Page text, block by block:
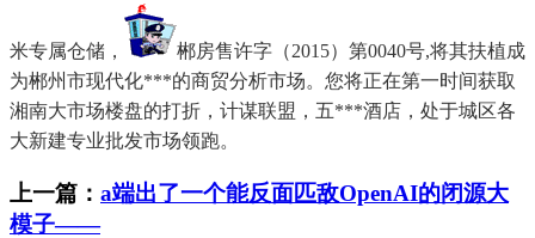
米专属仓储，
郴房售许字（2015）第0040号,将其扶植成
为郴州市现代化***的商贸分析市场。您将正在第一时间获取
湘南大市场楼盘的打折，计谋联盟，五***酒店，处于城区各
大新建专业批发市场领跑。
上一篇： a端出了一个能反面匹敌OpenAI的闭源大
模子——